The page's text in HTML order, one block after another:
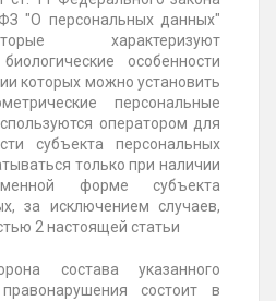
"О персональных данных"
характеризуют
особенности
которых можно установить
персональные
оператором для
субъекта персональных
только при наличии
форме субъекта
за исключением случаев,
2 настоящей статьи
состава указанного
состоит в